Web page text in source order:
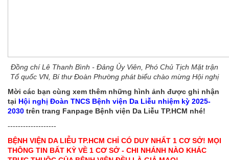
Đồng chí Lê Thanh Bình - Đảng Ủy Viên, Phó Chủ Tịch Mặt trận
Tổ quốc VN, Bí thư Đoàn Phường phát biểu chào mừng Hội nghị
Mời các bạn cùng xem thêm những hình ảnh được ghi nhận
tại Hội nghị Đoàn TNCS Bệnh viện Da Liễu nhiệm kỳ 2025-
2030 trên trang Fanpage Bệnh viện Da Liễu TP.HCM nhé!
-------------------
BỆNH VIỆN DA LIỄU TP.HCM CHỈ CÓ DUY NHẤT 1 CƠ SỞ! MỌI
THÔNG TIN BẤT KỲ VỀ 1 CƠ SỞ - CHI NHÁNH NÀO KHÁC